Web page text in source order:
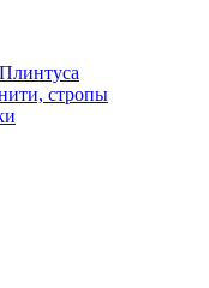
стропы